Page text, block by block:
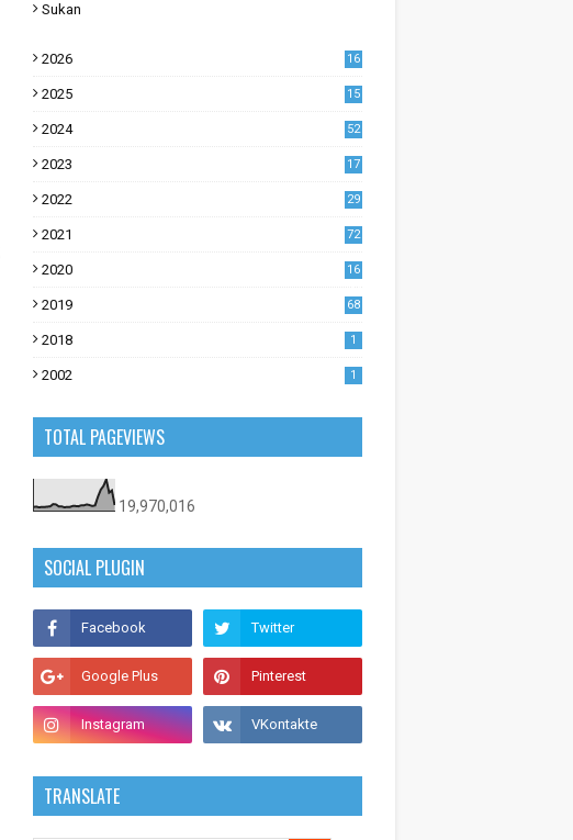
Sukan
2026 16
2025 15
2024 52
2023
17
2022
29
2021
72
2020
16
2019
68
2018 1
2002 1
TOTAL PAGEVIEWS
19,970,016
SOCIAL PLUGIN
TRANSLATE